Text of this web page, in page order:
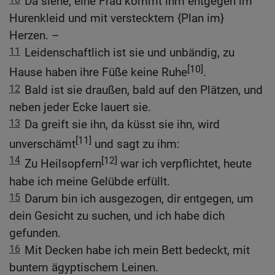
Hurenkleid und mit verstecktem {Plan im}
Herzen. –
11
Leidenschaftlich ist sie und unbändig, zu
Hause haben ihre Füße keine Ruhe[10].
12 Bald ist sie draußen, bald auf den Plätzen, und
neben jeder Ecke lauert sie.
13 Da greift sie ihn, da küsst sie ihn, wird
unverschämt[11] und sagt zu ihm:
14 Zu Heilsopfern[12] war ich verpflichtet, heute
habe ich meine Gelübde erfüllt.
15 Darum bin ich ausgezogen, dir entgegen, um
dein Gesicht zu suchen, und ich habe dich
gefunden.
16 Mit Decken habe ich mein Bett bedeckt, mit
buntem ägyptischem Leinen.